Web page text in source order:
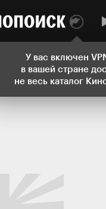
У вас включен
в вашей стране
не весь каталог